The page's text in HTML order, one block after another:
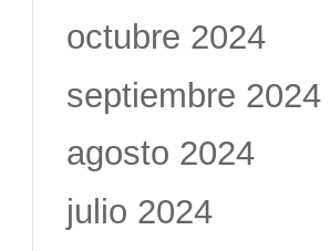
octubre 2024
septiembre 2024
agosto 2024
julio 2024